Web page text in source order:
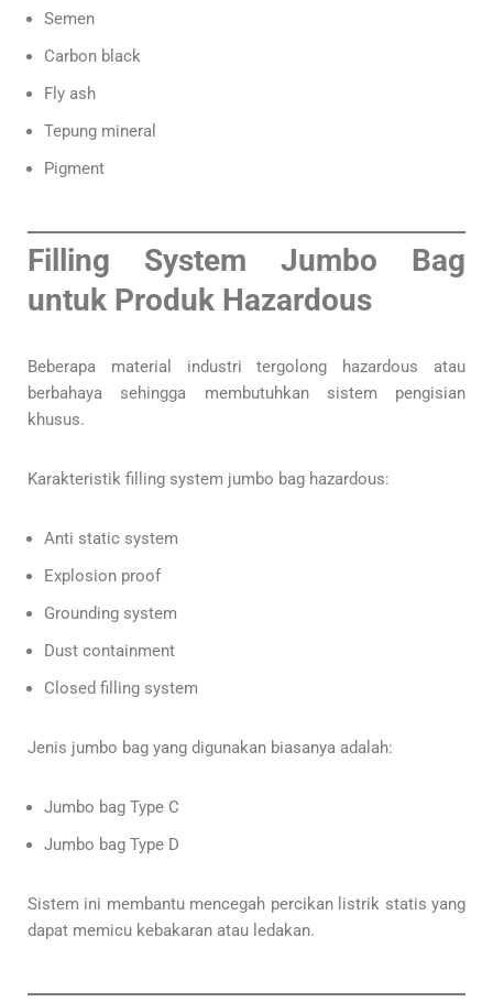
Semen
Carbon black
Fly ash
Tepung mineral
Pigment
Filling System Jumbo Bag
untuk Produk Hazardous
Beberapa material industri tergolong hazardous atau
berbahaya sehingga membutuhkan sistem pengisian
khusus.
Karakteristik filling system jumbo bag hazardous:
Anti static system
Explosion proof
Grounding system
Dust containment
Closed filling system
Jenis jumbo bag yang digunakan biasanya adalah:
Jumbo bag Type C
Jumbo bag Type D
Sistem ini membantu mencegah percikan listrik statis yang
dapat memicu kebakaran atau ledakan.